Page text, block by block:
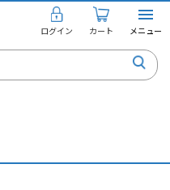
ログイン カート メニュー